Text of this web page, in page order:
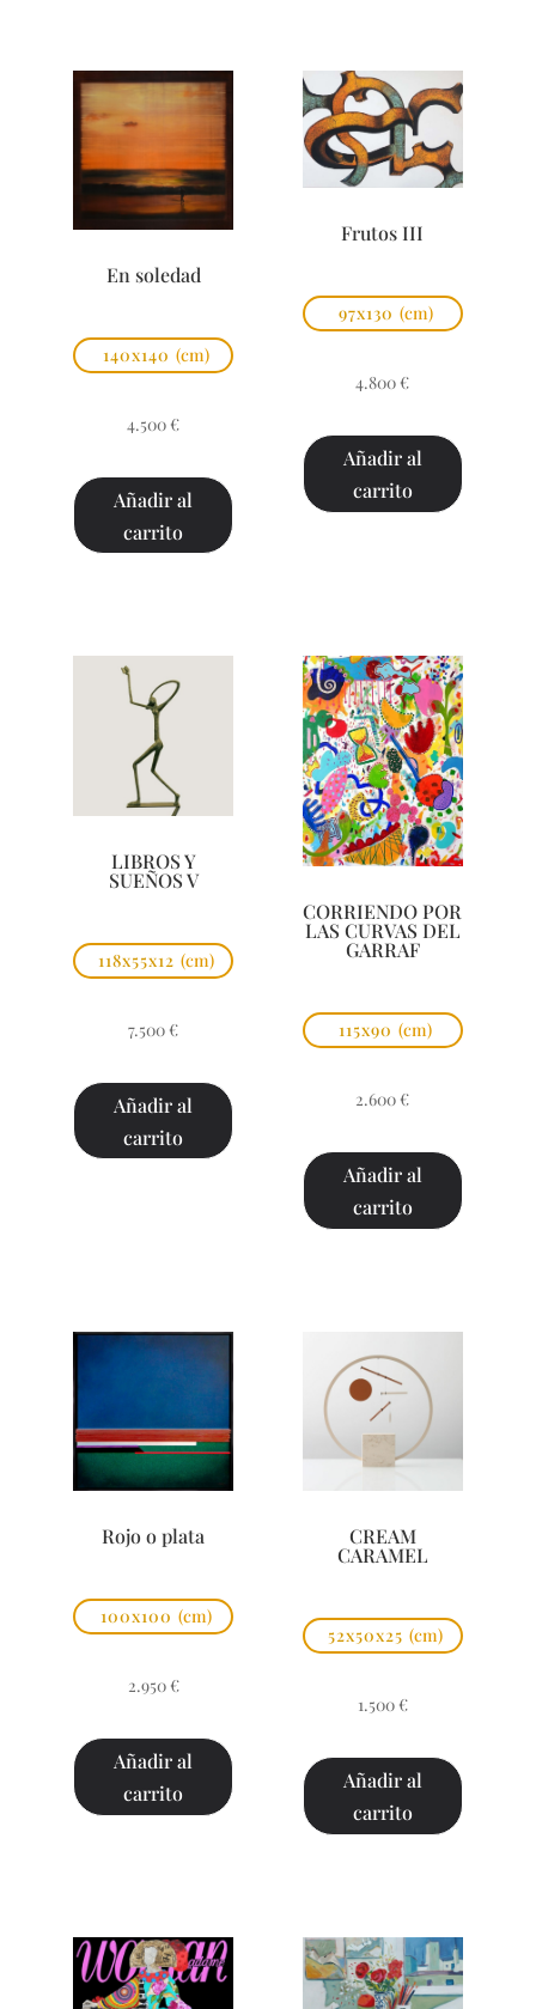
En soledad
140x140 (cm)
4.500 €
Añadir al
carrito
Frutos III
97x130 (cm)
4.800 €
Añadir al
carrito
LIBROS Y
SUEÑOS V
118x55x12 (cm)
7.500 €
Añadir al
carrito
CORRIENDO POR
LAS CURVAS DEL
GARRAF
115x90 (cm)
2.600 €
Añadir al
carrito
Rojo o plata
100x100 (cm)
2.950 €
Añadir al
carrito
CREAM
CARAMEL
52x50x25 (cm)
1.500 €
Añadir al
carrito